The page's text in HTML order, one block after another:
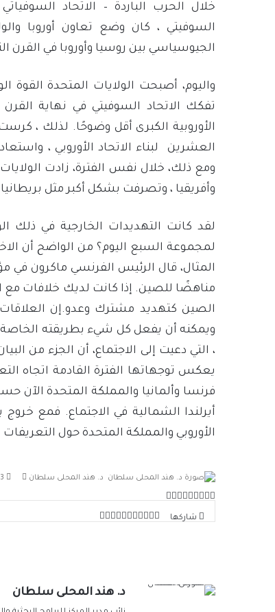
خلال الحرب الباردة – الاتحاد
السوفيتي ، كان وضع تعاون أوروبا
الجيوسياسي بين روسيا وأوروبا في القرن
واليوم، أصبحت الولايات المتحدة القوة
تفكك الاتحاد السوفيتي في نهاية
الأوروبية الكبرى أقل وضوحًا. لذلك ،
العشرين لبناء الاتحاد الأوروبي ،
ومع ذلك، خلال نفس الفترة، زادت
وأفريقيا ، وتصرفت بشكل أكبر مثل
لقد كانت التهديدات الخارجية في
لمجموعة السبع اليوم؟ من الواضح أن
المثال، قال الرئيس الفرنسي ماكرون
مناهضًا للصين. إذا كانت لديك خلافات
الصين كتهديد مشترك وعدو.إن العلاقات
ويمكنه أن يفعل كل شيء بطريقته
، التي دعيت إلى الاجتماع، أن الجزء من
يعكس توجهاتها الفترة القادمة اتجاه
فرنسا وألمانيا والمملكة المتحدة الآن
أيرلندا الشمالية في الاجتماع. فمع خروج
الأوروبي والمملكة المتحدة حول التعريفات
د. هند المحلى سلطان
أرسل 23
شاركها
د. هند المحلى سلطان